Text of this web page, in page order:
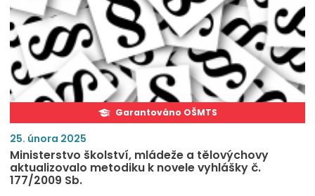
Garantováno OŠMTS
25. února 2025
Ministerstvo školství, mládeže a tělovýchovy
aktualizovalo metodiku k novele vyhlášky č.
177/2009 Sb.